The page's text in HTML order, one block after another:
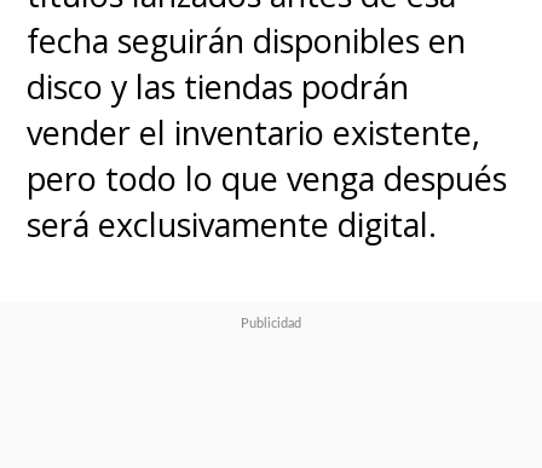
fecha seguirán disponibles en
disco y las tiendas podrán
vender el inventario existente,
pero todo lo que venga después
será exclusivamente digital.